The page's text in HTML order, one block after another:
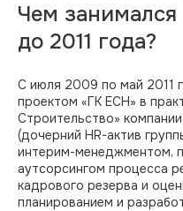
Чем занимался
до 2011 года?
С июля 2009 по май 2011
проектом «ГК ЕСН» в
Строительство»
(дочерний HR-актив
интерим-менеджментом,
аутсорсингом процесса
кадрового резерва и
планированием и